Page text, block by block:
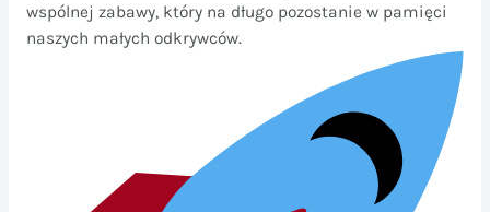
wspólnej zabawy, który na długo pozostanie w pamięci
naszych małych odkrywców.